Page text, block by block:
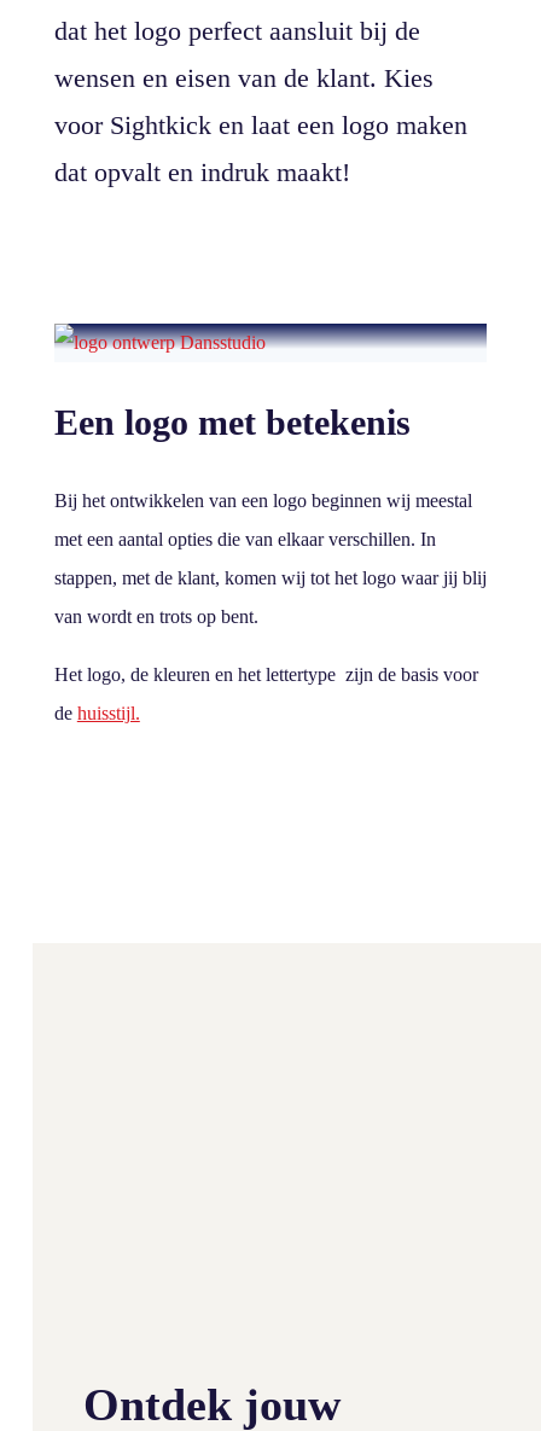
dat het logo perfect aansluit bij de
wensen en eisen van de klant. Kies
voor Sightkick en laat een logo maken
dat opvalt en indruk maakt!
Een logo met betekenis
Bij het ontwikkelen van een logo beginnen wij meestal
met een aantal opties die van elkaar verschillen. In
stappen, met de klant, komen wij tot het logo waar jij blij
van wordt en trots op bent.
Het logo, de kleuren en het lettertype zijn de basis voor
de huisstijl.
Ontdek jouw